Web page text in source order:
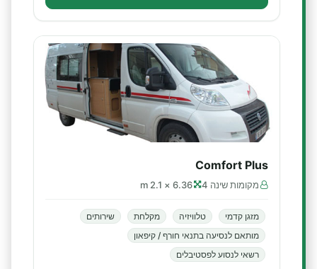
Comfort Plus
מקומות שינה 4 6.36 × 2.1 m
מזגן קדמי טלוויזיה מקלחת
שירותים
מותאם לנסיעה בתנאי חורף / קיפאון
רשאי לנסוע לפסטיבלים